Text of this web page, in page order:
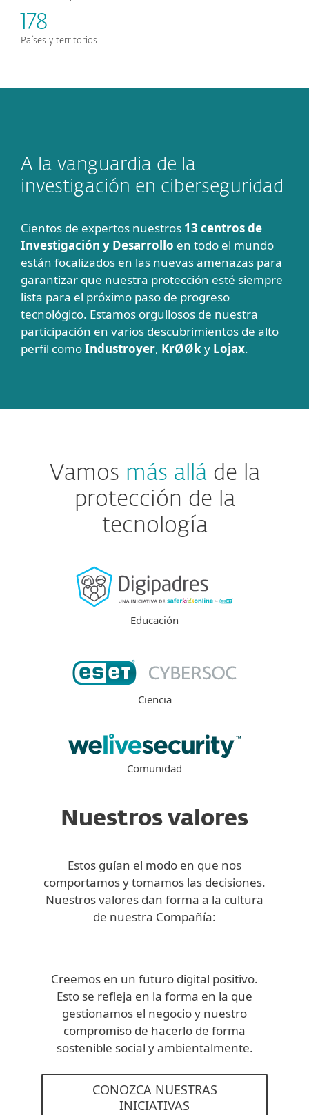
178
Países y territorios
A la vanguardia de la
investigación en ciberseguridad
Cientos de expertos nuestros 13 centros de
Investigación y Desarrollo en todo el mundo
están focalizados en las nuevas amenazas para
garantizar que nuestra protección esté siempre
lista para el próximo paso de progreso
tecnológico. Estamos orgullosos de nuestra
participación en varios descubrimientos de alto
perfil comoIndustroyer, KrØØky Lojax.
Vamos más allá de la
protección de la
tecnología
Educación
Ciencia
Comunidad
Nuestros valores
Estos guían el modo en que nos
comportamos y tomamos las decisiones.
Nuestros valores dan forma a la cultura
de nuestra Compañía:
Creemos en un futuro digital positivo.
Esto se refleja en la forma en la que
gestionamos el negocio y nuestro
compromiso de hacerlo de forma
sostenible social y ambientalmente.
CONOZCA NUESTRAS
INICIATIVAS